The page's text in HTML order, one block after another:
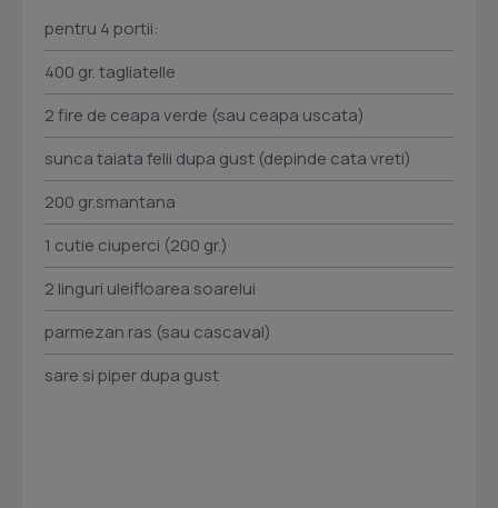
pentru 4 portii:
400 gr. tagliatelle
2 fire de ceapa verde (sau ceapa uscata)
sunca taiata felii dupa gust (depinde cata vreti)
200 gr.smantana
1 cutie ciuperci (200 gr.)
2 linguri uleifloarea soarelui
parmezan ras (sau cascaval)
sare si piper dupa gust